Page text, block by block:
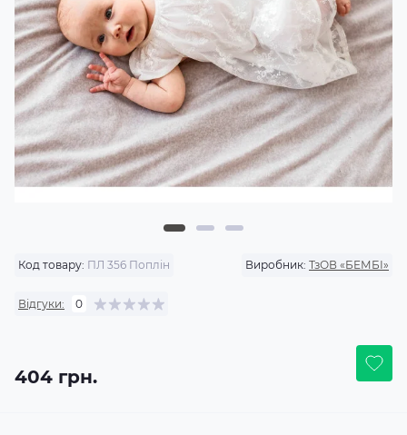
Код товару: ПЛ 356 Поплін Виробник: ТзОВ «БЕМБІ»
Відгуки: 0
404 грн.